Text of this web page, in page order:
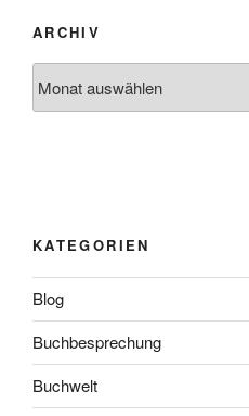
ARCHIV
KATEGORIEN
Blog
Buchbesprechung
Buchwelt